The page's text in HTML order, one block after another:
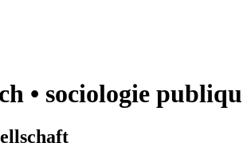
• sociologie